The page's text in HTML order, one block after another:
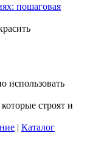
пошаговая
использовать
строят и
| Каталог